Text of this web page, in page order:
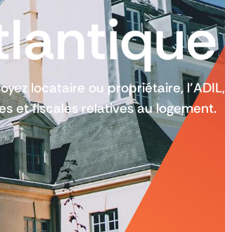
locataire ou propriétaire, l’ADIL,
et fiscales relatives au logement.